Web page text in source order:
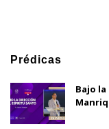
Prédicas
Bajo